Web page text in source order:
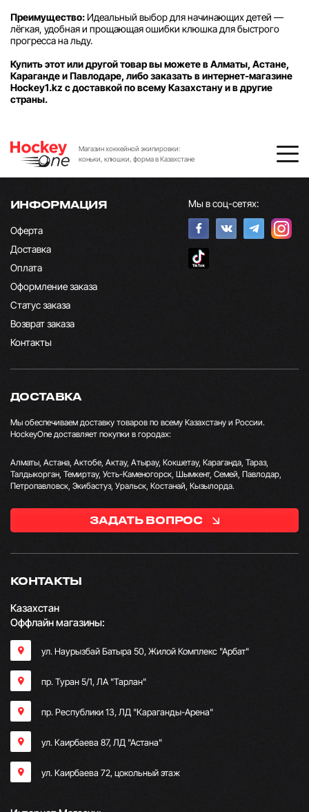
Преимущество:Идеальный выбор для начинающих детей —
лёгкая, удобная и прощающая ошибки клюшка для быстрого
прогресса на льду.
Купить этот или другой товар вы можете в Алматы, Астане,
Караганде и Павлодаре, либо заказать в интернет-магазине
Hockey1.kz с доставкой по всему Казахстану и в другие
страны.
Магазин хоккейной экипировки:
коньки, клюшки, форма в Казахстане
ИНФОРМАЦИЯ
Оферта
Доставка
Оплата
Оформление заказа
Статус заказа
Возврат заказа
Контакты
Мы в соц-сетях:
КОНТАКТЫ
Казахстан
Оффлайн магазины:
ул. Наурызбай Батыра 50, Жилой Комплекс "Арбат"
пр. Туран 5/1, ЛА "Тарлан"
пр. Республики 13, ​ЛД "Караганды-Арена"
ул. Каирбаева 87, ЛД "Астана"
ул. Каирбаева 72, цокольный этаж
ДОСТАВКА
Мы обеспечиваем доставку товаров по всему Казахстану и России.
HockeyOne доставляет покупки в городах:
Алматы, Астана, Актобе, Актау, Атырау, Кокшетау, Караганда, Тараз,
Талдыкорган, Темиртау, Усть-Каменогорск, Шымкент, Семей, Павлодар,
Петропавловск, Экибастуз, Уральск, Костанай, Кызылорда.
ЗАДАТЬ ВОПРОС